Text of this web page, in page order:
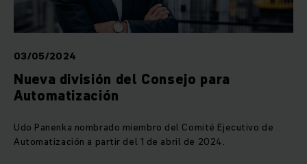
03/05/2024
Nueva división del Consejo para
Automatización
Udo Panenka nombrado miembro del Comité Ejecutivo de
Automatización a partir del 1 de abril de 2024.